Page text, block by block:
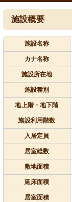
施設概要
施設名称
カナ名称
施設所在地
施設種別
地上階・地下階
施設利用階数
入居定員
居室総数
敷地面積
延床面積
居室面積